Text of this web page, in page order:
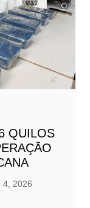
QUILOS
4, 2026